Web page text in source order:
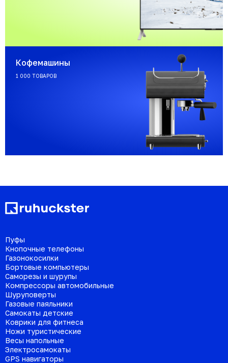
Кофемашины
1 000 ТОВАРОВ
Пуфы
Кнопочные телефоны
Газонокосилки
Бортовые компьютеры
Саморезы и шурупы
Компрессоры автомобильные
Шуруповерты
Газовые паяльники
Самокаты детские
Коврики для фитнеса
Ножи туристические
Весы напольные
Электросамокаты
GPS навигаторы